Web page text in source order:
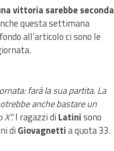
vittoria sarebbe seconda
questa settimana
all’articolo ci sono le
farà la sua partita. La
anche bastare un
I ragazzi diLatinisono
diGiovagnettia quota 33.